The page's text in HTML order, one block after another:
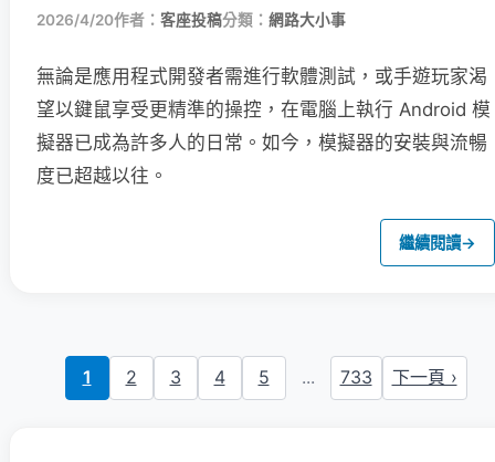
2026/4/20作者： 客座投稿分類： 網路大小事
無論是應用程式開發者需進行軟體測試，或手遊玩家渴
望以鍵鼠享受更精準的操控，在電腦上執行 Android 模
擬器已成為許多人的日常。如今，模擬器的安裝與流暢
度已超越以往。
繼續閱讀→
1 2 3 4 5 ... 733 下一頁 ›